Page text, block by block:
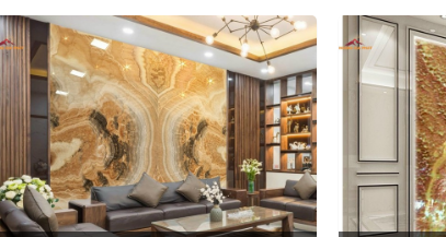
bởi 2 tấm đá có bề mặt tương đối giống nhau và kích
đá. Tranh đá đối xứng 2 phía có đường vân giống
là đối xứng nhau, và phù hợp cho những không gian rộng
sảnh của nhà hàng, khách sạn, trung tâm thương mại,
khiến người nhìn không thể rời mắt.